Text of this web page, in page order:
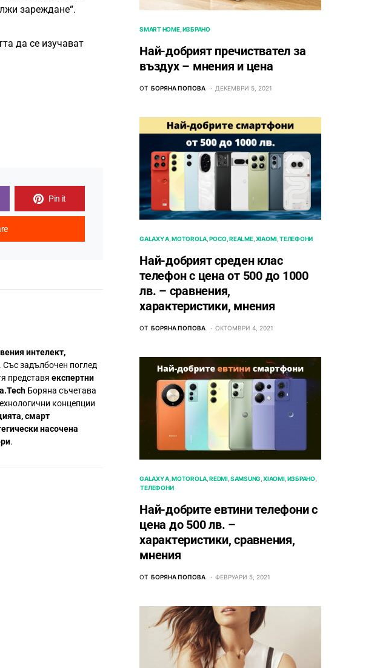
зареждане“.
да се изучават
Pin it
интелект,
. Със задълбочен поглед
представя експертни
Боряна съчетава
концепции
смарт
насочена
.
SMART HOME ИЗБРАНО
Най-добрият пречиствател за
въздух – мнения и цена
ОТ БОРЯНА ПОПОВА ДЕКЕМВРИ 5, 2021
GALAXY A MOTOROLA POCO REALME XIAOMI ТЕЛЕФОНИ
Най-добрият среден клас
телефон с цена от 500 до 1000
лв. – сравнения,
характеристики, мнения
ОТ БОРЯНА ПОПОВА ОКТОМВРИ 4, 2021
GALAXY A MOTOROLA REDMI SAMSUNG XIAOMI ИЗБРАНО
ТЕЛЕФОНИ
Най-добрите евтини телефони с
ценa до 500 лв. –
характeристики, сравнения,
мнения
ОТ БОРЯНА ПОПОВА ФЕВРУАРИ 5, 2021